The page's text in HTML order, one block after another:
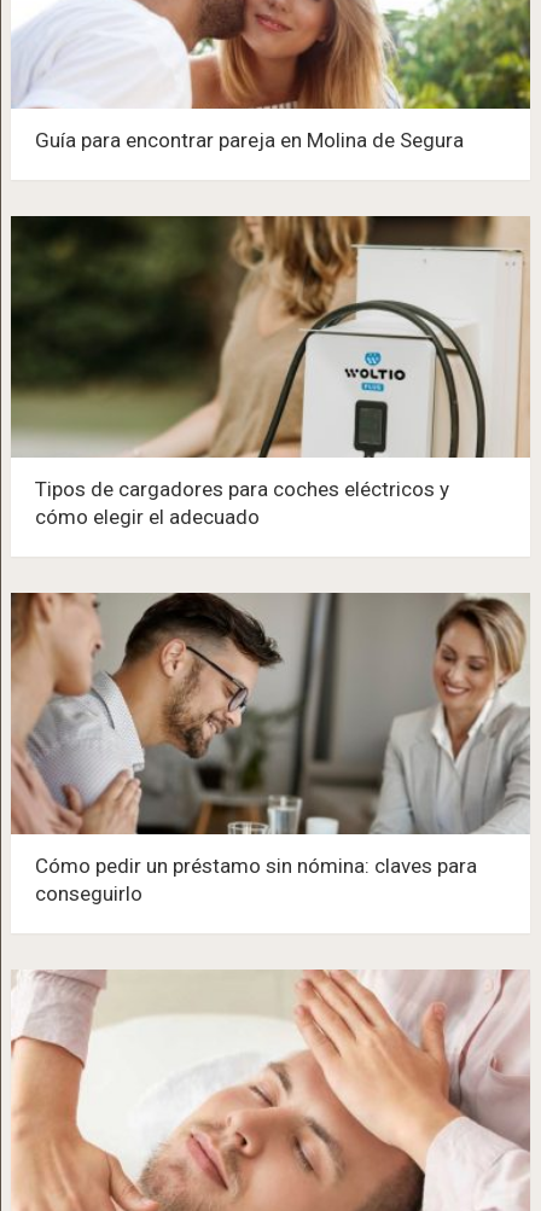
Guía para encontrar pareja en Molina de Segura
Tipos de cargadores para coches eléctricos y
cómo elegir el adecuado
Cómo pedir un préstamo sin nómina: claves para
conseguirlo